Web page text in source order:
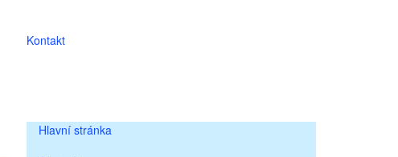
Kontakt
Hlavní stránka